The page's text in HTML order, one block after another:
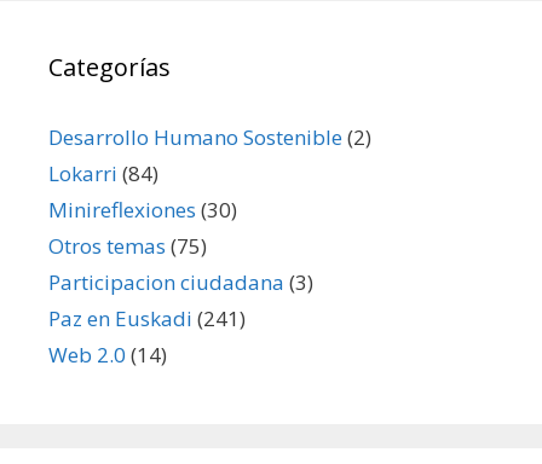
Categorías
Desarrollo Humano Sostenible(2)
Lokarri (84)
Minireflexiones (30)
Otros temas (75)
Participacion ciudadana (3)
Paz en Euskadi (241)
Web 2.0 (14)